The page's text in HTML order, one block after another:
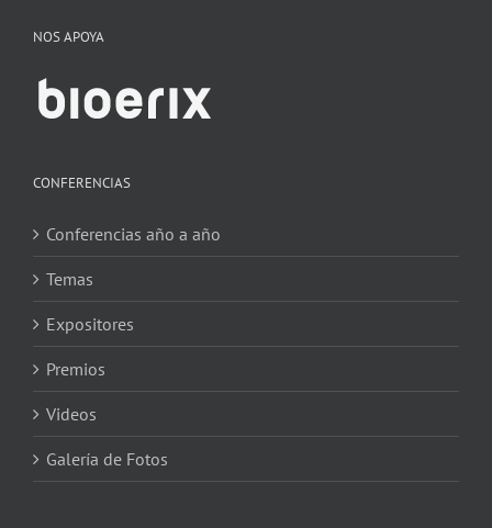
NOS APOYA
CONFERENCIAS
Conferencias año a año
Temas
Expositores
Premios
Videos
Galería de Fotos